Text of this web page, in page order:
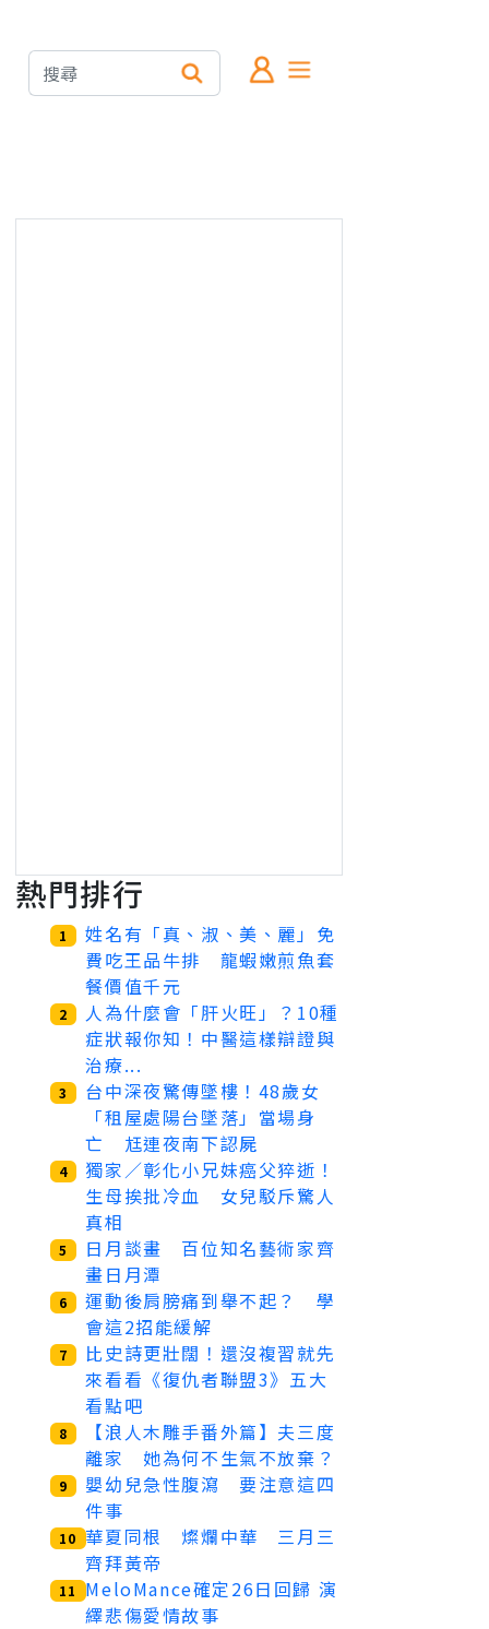
熱門排行
1
姓名有「真、淑、美、麗」免
費吃王品牛排 龍蝦嫩煎魚套
餐價值千元
2
人為什麼會「肝火旺」？10種
症狀報你知！中醫這樣辯證與
治療...
3
台中深夜驚傳墜樓！48歲女
「租屋處陽台墜落」當場身
亡 尪連夜南下認屍
4
獨家／彰化小兄妹癌父猝逝！
生母挨批冷血 女兒駁斥驚人
真相
5
日月談畫 百位知名藝術家齊
畫日月潭
6
運動後肩膀痛到舉不起？ 學
會這2招能緩解
7
比史詩更壯闊！還沒複習就先
來看看《復仇者聯盟3》五大
看點吧
8
【浪人木雕手番外篇】夫三度
離家 她為何不生氣不放棄？
9
嬰幼兒急性腹瀉 要注意這四
件事
10 華夏同根 燦爛中華 三月三
齊拜黃帝
11
MeloMance確定26日回歸 演
繹悲傷愛情故事